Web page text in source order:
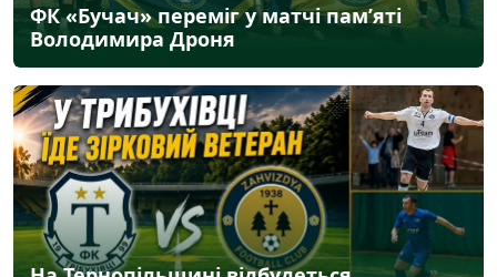
ФК «Бучач» переміг у матчі пам’яті
Володимира Дроня